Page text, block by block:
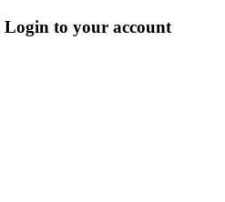
Login to your account